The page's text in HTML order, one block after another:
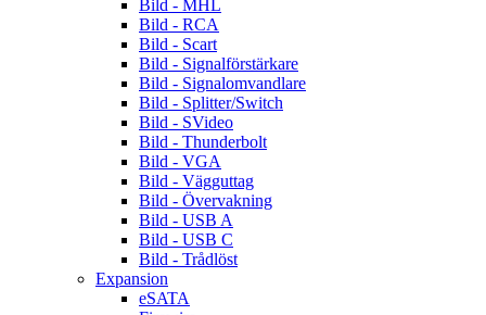
Bild - MHL
Bild - RCA
Bild - Scart
Bild - Signalförstärkare
Bild - Signalomvandlare
Bild - Splitter/Switch
Bild - SVideo
Bild - Thunderbolt
Bild - VGA
Bild - Vägguttag
Bild - Övervakning
Bild - USB A
Bild - USB C
Bild - Trådlöst
Expansion
eSATA